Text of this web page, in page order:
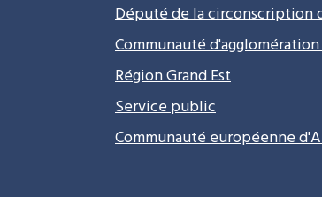
Député de la circonscription
Communauté
Région Grand Est
Service public
Communauté européenne